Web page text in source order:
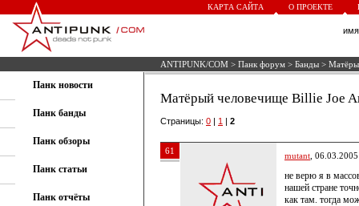
КАРТА САЙТА О ПРОЕКТЕ
ANTIPUNK/COM > Панк форум > Банды >
Панк новости
Панк банды
Панк обзоры
Панк статьи
Панк отчёты
Матёрый человечище Billie Joe
Страницы: 0 | 1 | 2
61 mutant ,
не верю я в
нашей стране
как там. тогда